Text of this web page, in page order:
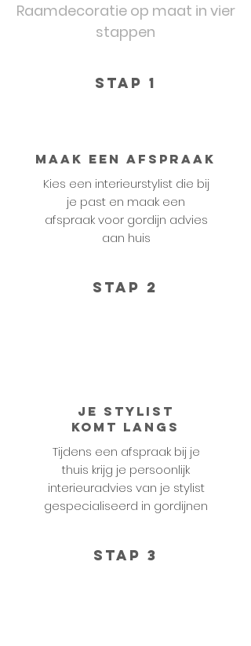
Raamdecoratie op maat in vier
stappen
STAP 1
Maak een afspraak
Kies een interieurstylist die bij
je past en maak een
afspraak voor gordijn advies
aan huis
STAP 2
Je stylist
komt langs
Tijdens een afspraak bij je
thuis krijg je persoonlijk
interieuradvies van je stylist
gespecialiseerd in gordijnen
STAP 3